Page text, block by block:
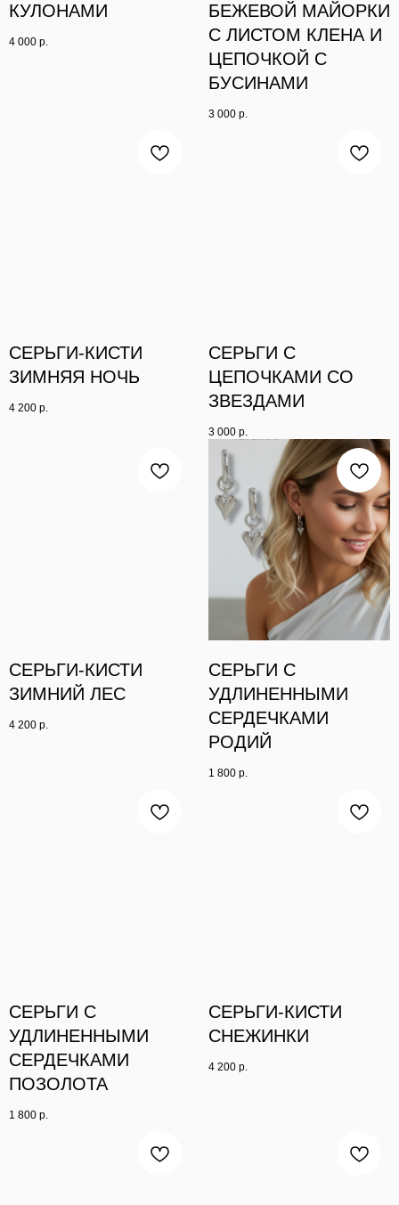
КУЛОНАМИ
4 000 р.
БЕЖЕВОЙ МАЙОРКИ
С ЛИСТОМ КЛЕНА И
ЦЕПОЧКОЙ С
БУСИНАМИ
3 000 р.
СЕРЬГИ-КИСТИ
ЗИМНЯЯ НОЧЬ
4 200 р.
СЕРЬГИ С
ЦЕПОЧКАМИ СО
ЗВЕЗДАМИ
3 000 р.
СЕРЬГИ-КИСТИ
ЗИМНИЙ ЛЕС
4 200 р.
СЕРЬГИ С
УДЛИНЕННЫМИ
СЕРДЕЧКАМИ
РОДИЙ
1 800 р.
СЕРЬГИ С
УДЛИНЕННЫМИ
СЕРДЕЧКАМИ
ПОЗОЛОТА
1 800 р.
СЕРЬГИ-КИСТИ
СНЕЖИНКИ
4 200 р.